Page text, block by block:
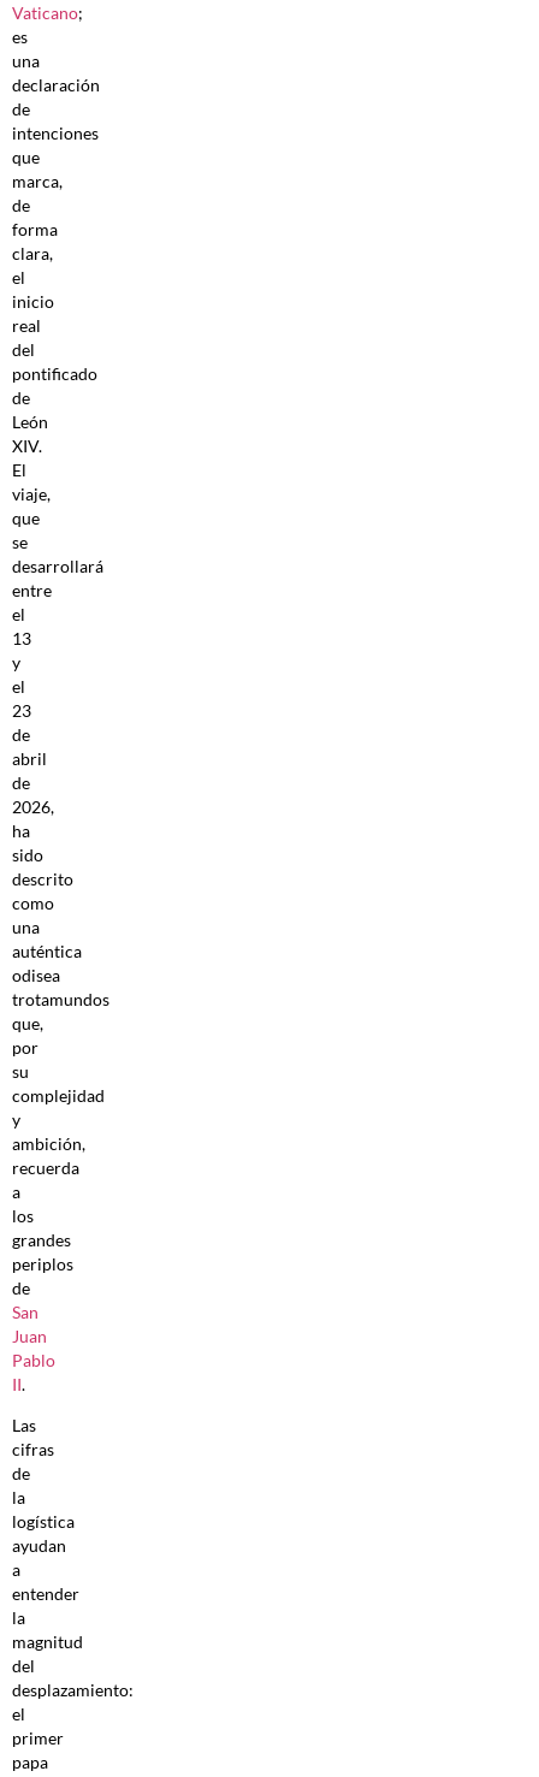
Vaticano;
es
una
declaración
de
intenciones
que
marca,
de
forma
clara,
el
inicio
real
del
pontificado
de
León
XIV.
El
viaje,
que
se
desarrollará
entre
el
13
y
el
23
de
abril
de
2026,
ha
sido
descrito
como
una
auténtica
odisea
trotamundos
que,
por
su
complejidad
y
ambición,
recuerda
a
los
grandes
periplos
de
San
Juan
Pablo
II.
Las
cifras
de
la
logística
ayudan
a
entender
la
magnitud
del
desplazamiento:
el
primer
papa